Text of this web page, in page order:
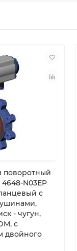
поворотный
4648-N03EP
с
- чугун,
с
двойного